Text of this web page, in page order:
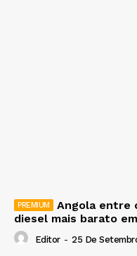
Angola entre
diesel mais barato
Editor - 25 De